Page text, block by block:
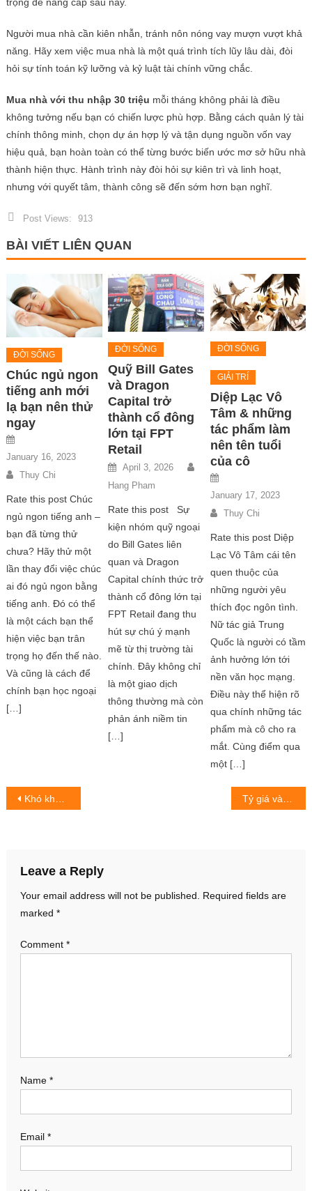
Người mua nhà cần kiên nhẫn, tránh nôn nóng vay mượn vượt khả
năng. Hãy xem việc mua nhà là một quá trình tích lũy lâu dài, đòi
hỏi sự tính toán kỹ lưỡng và kỷ luật tài chính vững chắc.
Mua nhà với thu nhập 30 triệu mỗi tháng không phải là điều
không tưởng nếu bạn có chiến lược phù hợp. Bằng cách quản lý tài
chính thông minh, chọn dự án hợp lý và tận dụng nguồn vốn vay
hiệu quả, bạn hoàn toàn có thể từng bước biến ước mơ sở hữu nhà
thành hiện thực. Hành trình này đòi hỏi sự kiên trì và linh hoạt,
nhưng với quyết tâm, thành công sẽ đến sớm hơn bạn nghĩ.
Post Views: 913
BÀI VIẾT LIÊN QUAN
ĐỜI SỐNG
Chúc ngủ ngon
tiếng anh mới
lạ bạn nên thử
ngay
January 16, 2023
Thuy Chi
Rate this post Chúc
ngủ ngon tiếng anh –
bạn đã từng thử
chưa? Hãy thử một
lần thay đổi việc chúc
ai đó ngủ ngon bằng
tiếng anh. Đó có thể
là một cách bạn thể
hiện việc bạn trân
trọng họ đến thế nào.
Và cũng là cách để
chính bạn học ngoại
[…]
ĐỜI SỐNG
Quỹ Bill Gates
và Dragon
Capital trở
thành cổ đông
lớn tại FPT
Retail
April 3, 2026
Hang Pham
Rate this post Sự
kiện nhóm quỹ ngoại
do Bill Gates liên
quan và Dragon
Capital chính thức trở
thành cổ đông lớn tại
FPT Retail đang thu
hút sự chú ý mạnh
mẽ từ thị trường tài
chính. Đây không chỉ
là một giao dịch
thông thường mà còn
phản ánh niềm tin
[…]
ĐỜI SỐNG
GIẢI TRÍ
Diệp Lạc Vô
Tâm & những
tác phẩm làm
nên tên tuổi
của cô
January 17, 2023
Thuy Chi
Rate this post Diệp
Lạc Vô Tâm cái tên
quen thuộc của
những người yêu
thích đọc ngôn tình.
Nữ tác giả Trung
Quốc là người có tầm
ảnh hưởng lớn tới
nền văn học mạng.
Điều này thể hiện rõ
qua chính những tác
phẩm mà cô cho ra
mắt. Cùng điểm qua
một […]
Post
Khó khăn đối với việc xuất khẩu thuỷ sản Tỷ giá và lãi suất cuối năm 2025: Liệu có hạ nhiệt như kỳ vọng?
Leave a Reply
Your email address will not be published. Required fields are
marked *
Comment *
Name *
Email *